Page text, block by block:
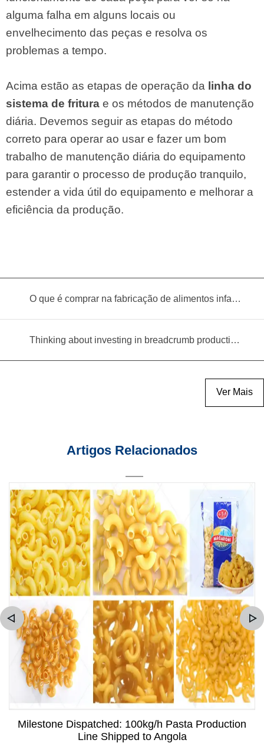
alguma falha em alguns locais ou
envelhecimento das peças e resolva os
problemas a tempo.
Acima estão as etapas de operação da linha do
sistema de fritura e os métodos de manutenção
diária. Devemos seguir as etapas do método
correto para operar ao usar e fazer um bom
trabalho de manutenção diária do equipamento
para garantir o processo de produção tranquilo,
estender a vida útil do equipamento e melhorar a
eficiência da produção.
O que é comprar na fabricação de alimentos infantis?
Thinking about investing in breadcrumb production? Read this equipment selection guide before you decide
Ver Mais
Artigos Relacionados
Milestone Dispatched: 100kg/h Pasta Production
Line Shipped to Angola